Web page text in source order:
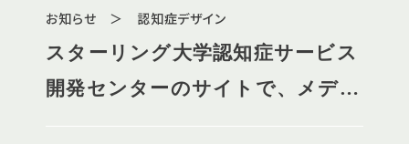
お知らせ ＞ 認知症デザイン
スターリング大学認知症サービス
開発センターのサイトで、メディ